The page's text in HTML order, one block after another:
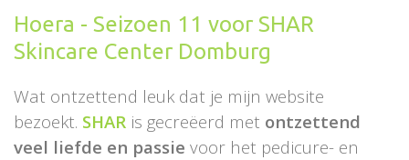
Hoera - Seizoen 11 voor SHAR
Skincare Center Domburg
Wat ontzettend leuk dat je mijn website
bezoekt. SHAR is gecreëerd met ontzettend
veel liefde en passie voor het pedicure- en